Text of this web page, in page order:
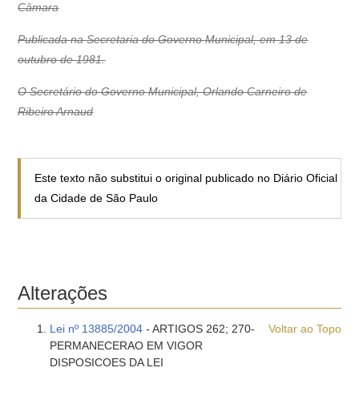
Câmara
Publicada na Secretaria do Governo Municipal, em 13 de
outubro de 1981.
O Secretário do Governo Municipal, Orlando Carneiro de
Ribeiro Arnaud
Este texto não substitui o original publicado no Diário Oficial
da Cidade de São Paulo
Alterações
Voltar ao Topo
Lei nº 13885/2004 - ARTIGOS 262; 270-
PERMANECERAO EM VIGOR
DISPOSICOES DA LEI